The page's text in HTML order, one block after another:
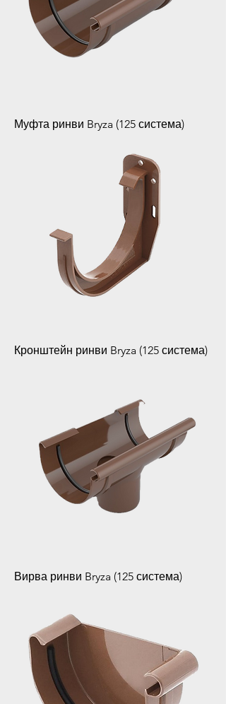
Муфта ринви Bryza (125 система)
Кронштейн ринви Bryza (125 система)
Вирва ринви Bryza (125 система)